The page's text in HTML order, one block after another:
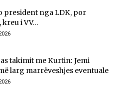
president nga LDK, por
i VV...
takimit me Kurtin: Jemi
larg marrëveshjes eventuale